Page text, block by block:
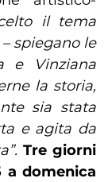
il tema
spiegano le
e Vinziana
la storia,
sia stata
e agita da
Tre giorni
domenica